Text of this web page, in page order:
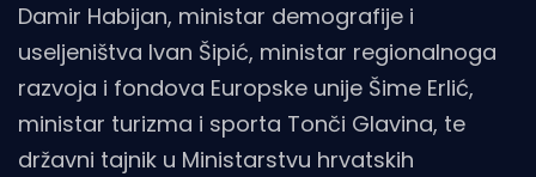
Damir Habijan, ministar demografije i
useljeništva Ivan Šipić, ministar regionalnoga
razvoja i fondova Europske unije Šime Erlić,
ministar turizma i sporta Tonči Glavina, te
državni tajnik u Ministarstvu hrvatskih